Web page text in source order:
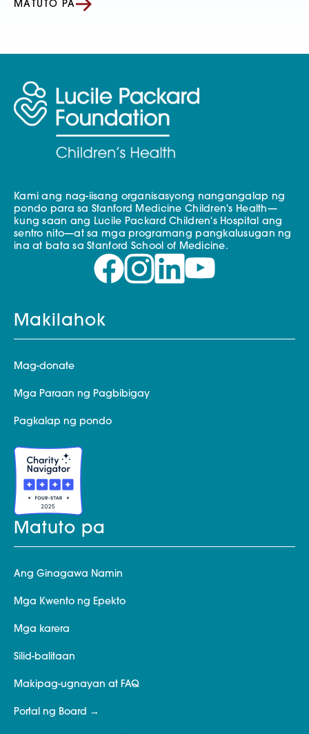
MATUTO PA
Kami ang nag-iisang organisasyong nangangalap ng
pondo para sa Stanford Medicine Children's Health—
kung saan ang Lucile Packard Children's Hospital ang
sentro nito—at sa mga programang pangkalusugan ng
ina at bata sa Stanford School of Medicine.
Makilahok
Mag-donate
Mga Paraan ng Pagbibigay
Pagkalap ng pondo
Matuto pa
Ang Ginagawa Namin
Mga Kwento ng Epekto
Mga karera
Silid-balitaan
Makipag-ugnayan at FAQ
Portal ng Board